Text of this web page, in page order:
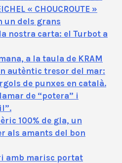
« CHOUCROUTE »
un dels grans
nostra carta: el Turbot a
a la taula de KRAM
autèntic tresor del mar:
de punxes en català.
de “potera” i
100% de gla, un
als amants del bon
amb marisc portat